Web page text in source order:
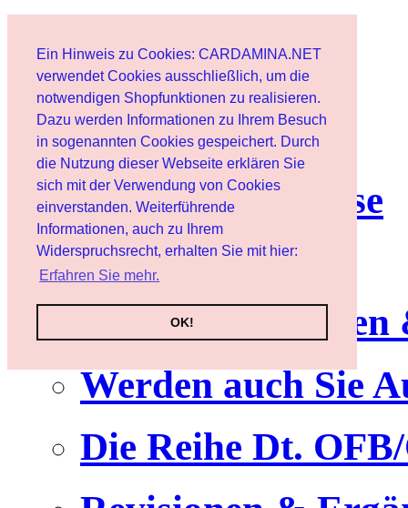
Ein Hinweis zu Cookies: CARDAMINA.NET
verwendet Cookies ausschließlich, um die
notwendigen Shopfunktionen zu realisieren.
Dazu werden Informationen zu Ihrem Besuch
in sogenannten Cookies gespeichert. Durch
die Nutzung dieser Webseite erklären Sie
sich mit der Verwendung von Cookies
einverstanden. Weiterführende
Informationen, auch zu Ihrem
Widerspruchsrecht, erhalten Sie mit hier:
Erfahren Sie mehr.
OK!
Benutzer
Newsletter
Nutzungshinweise
Service
Werden auch Sie
Die Reihe Dt.